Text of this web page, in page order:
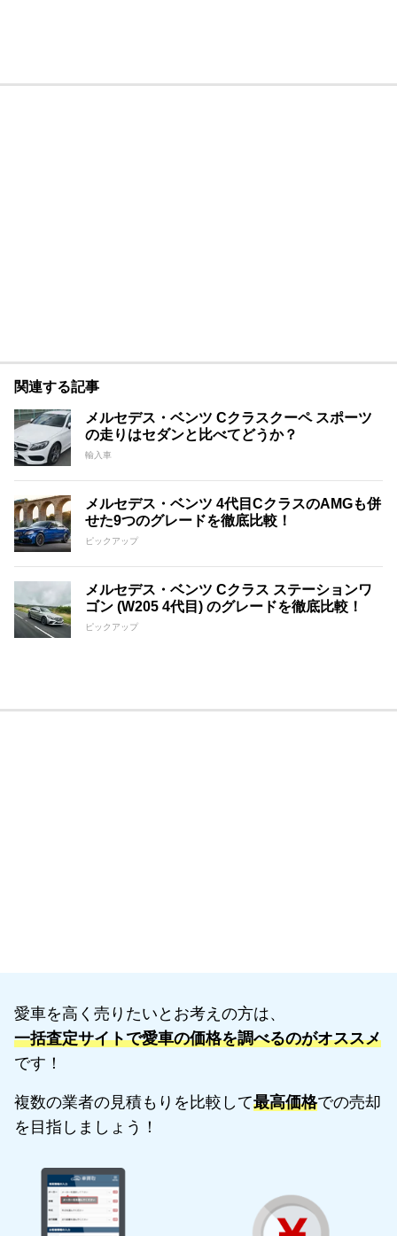
関連する記事
メルセデス・ベンツ Cクラスクーペ スポーツ
の走りはセダンと比べてどうか？
輸入車
メルセデス・ベンツ 4代目CクラスのAMGも併
せた9つのグレードを徹底比較！
ピックアップ
メルセデス・ベンツ Cクラス ステーションワ
ゴン (W205 4代目) のグレードを徹底比較！
ピックアップ
愛車を高く売りたいとお考えの方は、
一括査定サイトで愛車の価格を調べるのがオススメ
です！
複数の業者の見積もりを比較して最高価格での売却
を目指しましょう！